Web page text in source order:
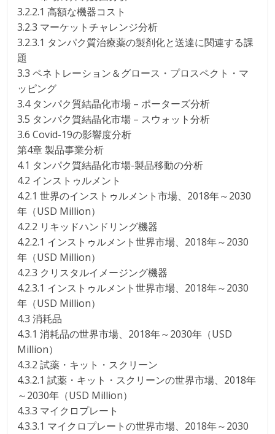
3.2.2.1 高額な機器コスト
3.2.3 マーケットチャレンジ分析
3.2.3.1 タンパク質治療薬の製剤化と送達に関連する課
題
3.3 ペネトレーション＆グロース・プロスペクト・マ
ッピング
3.4 タンパク質結晶化市場 – ポーターズ分析
3.5 タンパク質結晶化市場 – スウォット分析
3.6 Covid-19の影響度分析
第4章 製品事業分析
4.1 タンパク質結晶化市場-製品移動の分析
4.2 インストゥルメント
4.2.1 世界のインストゥルメント市場、2018年～2030
年（USD Million）
4.2.2 リキッドハンドリング機器
4.2.2.1 インストゥルメント世界市場、2018年～2030
年（USD Million）
4.2.3 クリスタルイメージング機器
4.2.3.1 インストゥルメント世界市場、2018年～2030
年（USD Million）
4.3 消耗品
4.3.1 消耗品の世界市場、2018年～2030年（USD
Million）
4.3.2 試薬・キット・スクリーン
4.3.2.1 試薬・キット・スクリーンの世界市場、2018年
～2030年（USD Million）
4.3.3 マイクロプレート
4.3.3.1 マイクロプレートの世界市場、2018年～2030